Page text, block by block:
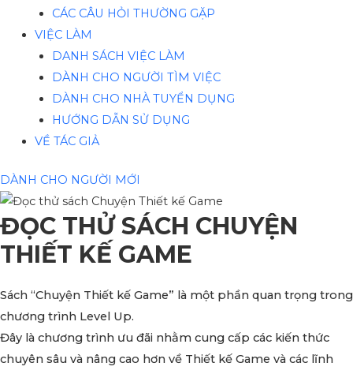
CÁC CÂU HỎI THƯỜNG GẶP
VIỆC LÀM
DANH SÁCH VIỆC LÀM
DÀNH CHO NGƯỜI TÌM VIỆC
DÀNH CHO NHÀ TUYỂN DỤNG
HƯỚNG DẪN SỬ DỤNG
VỀ TÁC GIẢ
DÀNH CHO NGƯỜI MỚI
ĐỌC THỬ SÁCH CHUYỆN
THIẾT KẾ GAME
Sách “Chuyện Thiết kế Game” là một phần quan trọng trong
chương trình Level Up.
Đây là chương trình ưu đãi nhằm cung cấp các kiến thức
chuyên sâu và nâng cao hơn về Thiết kế Game và các lĩnh